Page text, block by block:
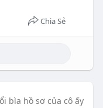
Chia Sẻ
bìa hồ sơ của cô ấy